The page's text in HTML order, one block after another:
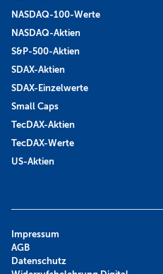
NASDAQ-100-Werte
NASDAQ-Aktien
S&P-500-Aktien
SDAX-Aktien
SDAX-Einzelwerte
Small Caps
TecDAX-Aktien
TecDAX-Werte
US-Aktien
Impressum
AGB
Datenschutz